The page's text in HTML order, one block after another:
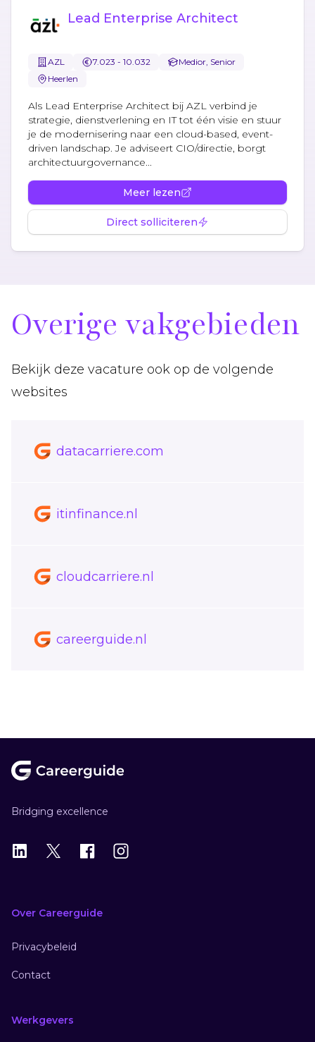
Lead Enterprise Architect
AZL 7.023 - 10.032
Medior, Senior
Heerlen
Als Lead Enterprise Architect bij AZL verbind je
strategie, dienstverlening en IT tot één visie en stuur
je de modernisering naar een cloud-based, event-
driven landschap. Je adviseert CIO/directie, borgt
architectuurgovernance...
Meer lezen
Direct solliciteren
Overige vakgebieden
Bekijk deze vacature ook op de volgende
websites
datacarriere.com
itinfinance.nl
cloudcarriere.nl
careerguide.nl
Bridging excellence
LinkedIn
X Instagram
Over Careerguide
Privacybeleid
Contact
Werkgevers